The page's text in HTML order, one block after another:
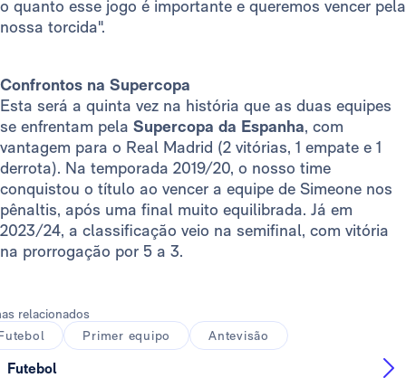
o quanto esse jogo é importante e queremos vencer pela
nossa torcida".
Confrontos na Supercopa
Esta será a quinta vez na história que as duas equipes
se enfrentam pela Supercopa da Espanha, com
vantagem para o Real Madrid (2 vitórias, 1 empate e 1
derrota). Na temporada 2019/20, o nosso time
conquistou o título ao vencer a equipe de Simeone nos
pênaltis, após uma final muito equilibrada. Já em
2023/24, a classificação veio na semifinal, com vitória
na prorrogação por 5 a 3.
relacionados
Primer equipo Antevisão
Futebol